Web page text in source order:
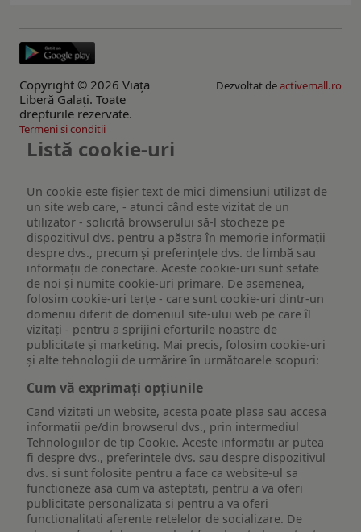
Copyright © 2026 Viaţa
Liberă Galaţi. Toate
drepturile rezervate.
Dezvoltat deactivemall.ro
Termeni si conditii
Listă cookie-uri
Un cookie este fişier text de mici dimensiuni utilizat de
un site web care, - atunci când este vizitat de un
utilizator - solicită browserului să-l stocheze pe
dispozitivul dvs. pentru a păstra în memorie informații
despre dvs., precum și preferințele dvs. de limbă sau
informații de conectare. Aceste cookie-uri sunt setate
de noi și numite cookie-uri primare. De asemenea,
folosim cookie-uri terțe - care sunt cookie-uri dintr-un
domeniu diferit de domeniul site-ului web pe care îl
vizitați - pentru a sprijini eforturile noastre de
publicitate și marketing. Mai precis, folosim cookie-uri
și alte tehnologii de urmărire în următoarele scopuri:
Cum vă exprimați opțiunile
Cand vizitati un website, acesta poate plasa sau accesa
informatii pe/din browserul dvs., prin intermediul
Tehnologiilor de tip Cookie. Aceste informatii ar putea
fi despre dvs., preferintele dvs. sau despre dispozitivul
dvs. si sunt folosite pentru a face ca website-ul sa
functioneze asa cum va asteptati, pentru a va oferi
publicitate personalizata si pentru a va oferi
functionalitati aferente retelelor de socializare. De